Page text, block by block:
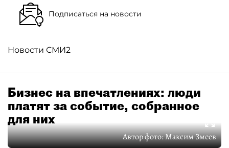
Подписаться на новости
Новости СМИ2
Бизнес на впечатлениях: люди
платят за событие, собранное
для них
Автор фото:Максим Змеев